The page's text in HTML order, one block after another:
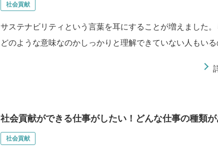
社会貢献
サステナビリティという言葉を耳にすることが増えました。
どのような意味なのかしっかりと理解できていない人もい
社会貢献ができる仕事がしたい！どんな仕事の種類が
社会貢献